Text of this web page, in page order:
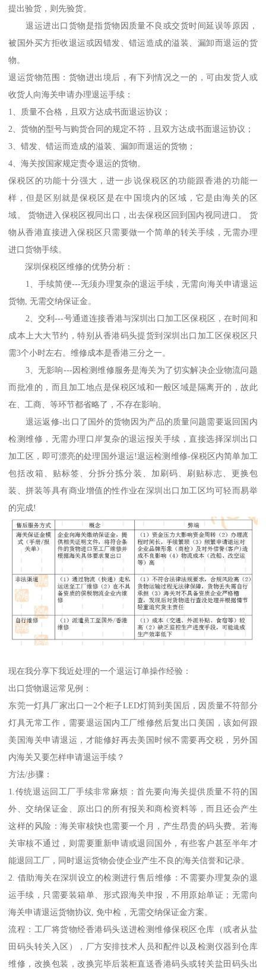
提出验货，则先验货。
退运进出口货物是指货物因质量不良或交货时间延误等原因，
被国外买方拒收退运或因错发、错运造成的溢装、漏卸而退运的货
物。
退运货物范围：货物进出境后，有下列情况之一的，可由发货人或
收货人向海关申请办理退运手续：
1、质量不合格，且双方达成书面退运协议；
2、货物的型号与购货合同的规定不符，且双方达成书面退运协议；
3、错发、错运而造成的溢装、漏卸而退运的货物；
4、海关按国家规定责令退运的货物。
保税区的功能十分强大，进一步说保税区的功能跟香港的功能一
样，但是区别就是保税区是在中国境内的区域，它是由海关的区
域。 货物进入保税区视同出口，出去保税区回到国内视同进口。 货
物从香港直接进入保税区只需要做一个简单的转关手续，无需办理
进口货物手续。
深圳保税区维修的优势分析：
1、手续简便---无须办理复杂的退运手续，无需向海关申请退运
货物, 无需交纳保证金。
2、交利---号通道连接香港与深圳出口加工区保税区，在时间和
成本上大大节约，特别从香港码头提货到深圳出口加工区保税区只
需3个小时左右。维修成本是香港三分之一。
3、无影响---因检测维修服务是海关为了切实解决企业物流问题
而批准的，而且加工地点是保税区域和一般区域是隔离开的，故此
在、工商、等环节都省略了，不存在影响。
退运返修-出口了国外的货物因为产品的质量问题需要返回国内
检测维修，无需办理口岸复杂的退运报关手续，直接选择深圳出口
加工区，即可漂亮的处理国外退运!退运检测维修-保税区内简单加工
包括改箱、贴标签、分拆分拣分装、加刷码、刷贴标志、更换包
装、拼装等具有商业增值的性作业在深圳出口加工区均可轻而易举
的完成!
现在我分享下我近处理的一个退运订单操作经验：
出口货物退运常见例：
东莞一灯具厂家出口一2个柜子LED灯筒到美国后，因质量不符部分
灯具无常工作，需要退运国内工厂维修然后复出口美国，该如何跟
美国海关申请退运，才能修好再去美国时候不需要再交税，另外国
内海关又要怎样申请退运手续？
方法/步骤：
1.传统退运回工厂手续非常麻烦：首先要向海关提供质量不符的国
外、交纳保证金、原出口的所有报关和商检资料等，而且还会产生
这样的风险：海关审核快也需要一个月，产生昂贵的码头费。若海
关审核不通过，则需要重新申请或退回国外，有些客户甚至半年才
能退回工厂，同时退运货物会使企业产生不良的海关信誉和记录。
2. 借助海关在深圳设立的检测进行售后维修：不需要办理复杂的退
运手续，只需要装箱单、形式跟海关申报，不用原始单证；无需向
海关申请退运货物协议, 免中检，无需交纳保证金方案。
流程：工厂将货物经香港码头送进检测维修保税区仓库（或者从盐
田码头转关入区），厂方安排技术人员和配件以及检测仪器到仓库
维修，改换包装，改换完毕后装柜直送香港码头或转关盐田码头出